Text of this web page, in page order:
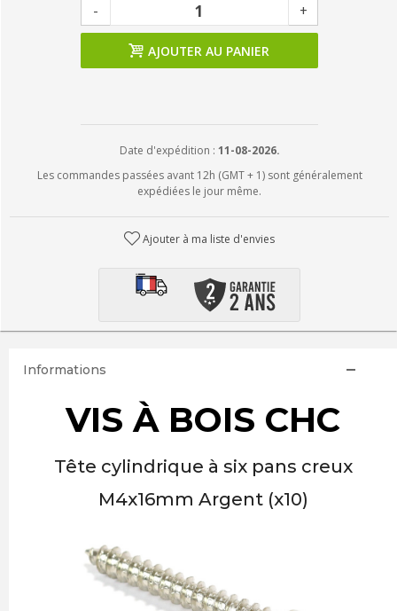
- +
AJOUTER AU PANIER
Date d'expédition : 11-08-2026.
Les commandes passées avant 12h (GMT + 1) sont généralement
expédiées le jour même.
Ajouter à ma liste d'envies
Informations
VIS À BOIS CHC
Tête cylindrique à six pans creux
M4x16mm Argent (x10)